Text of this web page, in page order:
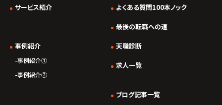
サービス紹介
事例紹介
事例紹介①
事例紹介②
よくある質問100本ノック
最後の転職への道
天職診断
求人一覧
ブログ記事一覧